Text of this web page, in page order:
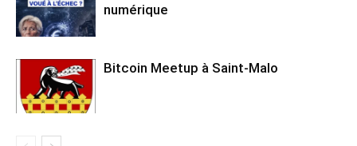
numérique
Bitcoin Meetup à Saint-Malo